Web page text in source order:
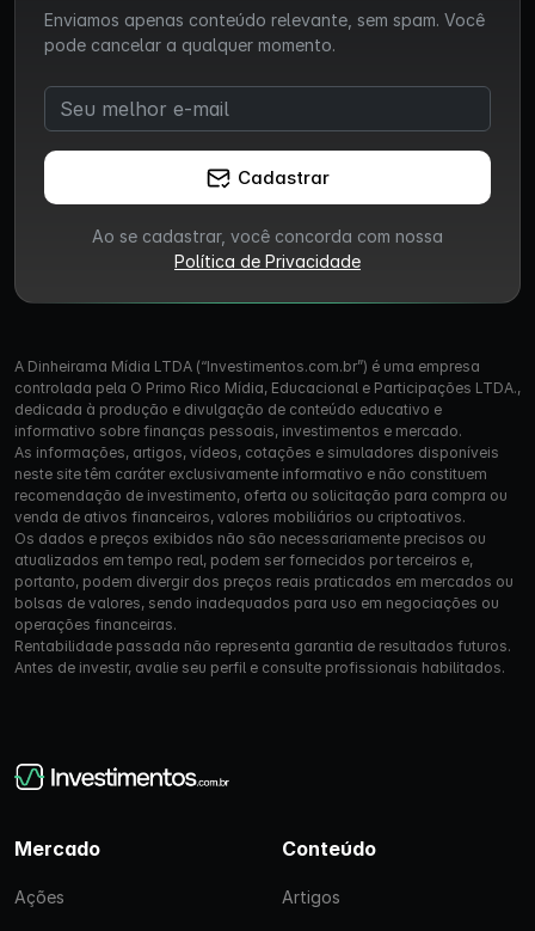
Enviamos apenas conteúdo relevante, sem spam. Você
pode cancelar a qualquer momento.
Cadastrar
Ao se cadastrar, você concorda com nossa
Política de Privacidade
A Dinheirama Mídia LTDA (“Investimentos.com.br”) é uma empresa
controlada pela O Primo Rico Mídia, Educacional e Participações LTDA.,
dedicada à produção e divulgação de conteúdo educativo e
informativo sobre finanças pessoais, investimentos e mercado.
As informações, artigos, vídeos, cotações e simuladores disponíveis
neste site têm caráter exclusivamente informativo e não constituem
recomendação de investimento, oferta ou solicitação para compra ou
venda de ativos financeiros, valores mobiliários ou criptoativos.
Os dados e preços exibidos não são necessariamente precisos ou
atualizados em tempo real, podem ser fornecidos por terceiros e,
portanto, podem divergir dos preços reais praticados em mercados ou
bolsas de valores, sendo inadequados para uso em negociações ou
operações financeiras.
Rentabilidade passada não representa garantia de resultados futuros.
Antes de investir, avalie seu perfil e consulte profissionais habilitados.
Mercado
Ações
Conteúdo
Artigos